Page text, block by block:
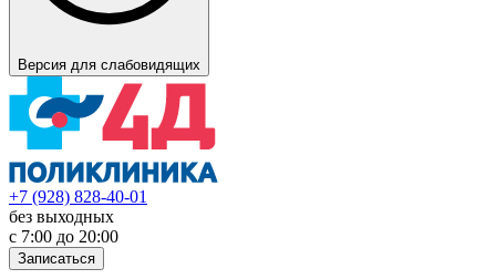
Версия для слабовидящих
+7 (928) 828-40-01
без выходных
с 7:00 до 20:00
Записаться